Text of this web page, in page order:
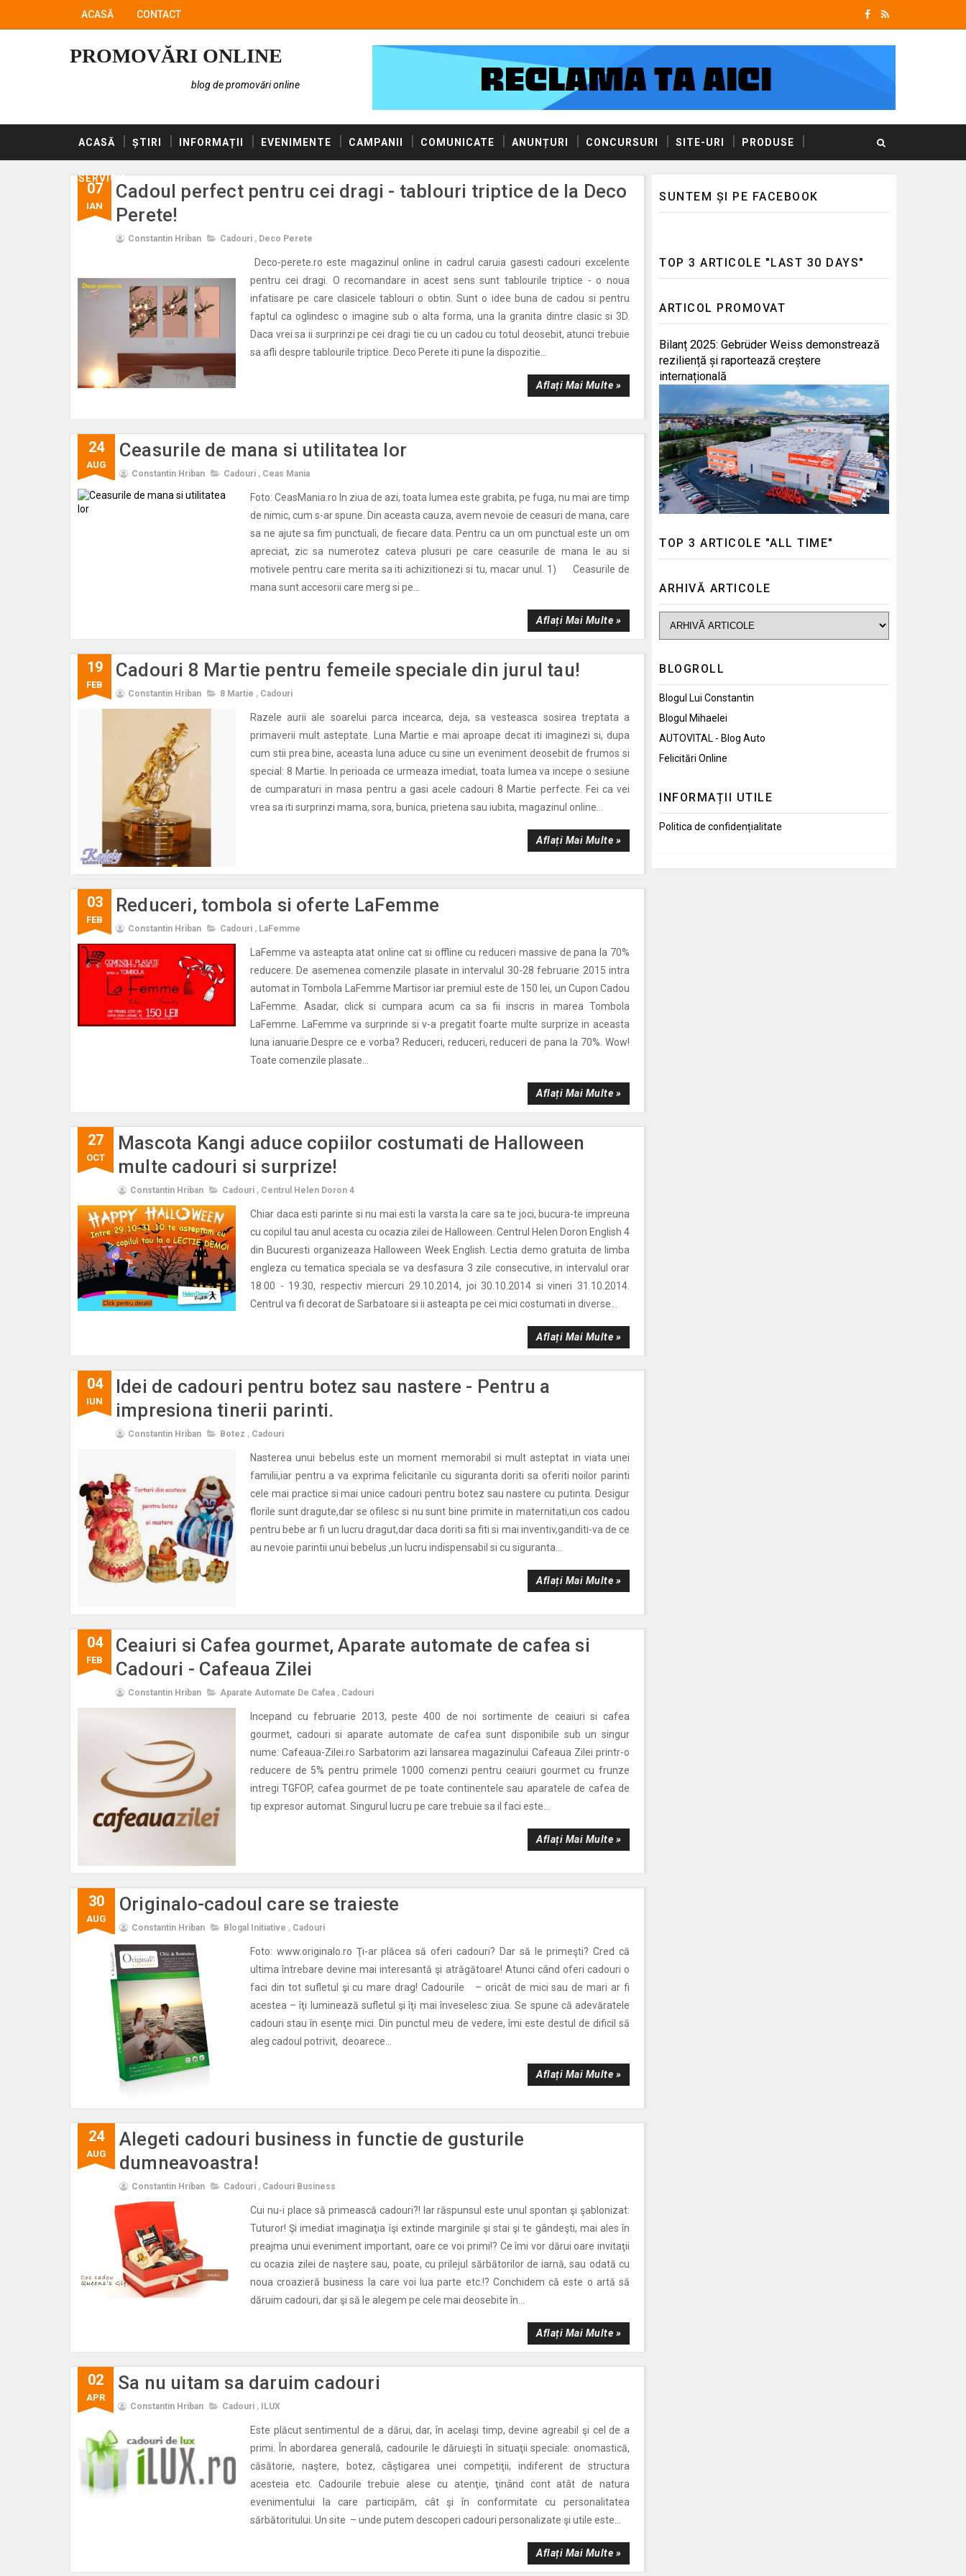
ACASĂ CONTACT
PROMOVĂRI ONLINE
blog de promovări online
ACASĂ ȘTIRI INFORMAȚII EVENIMENTE CAMPANII COMUNICATE ANUNȚURI CONCURSURI SITE-URI PRODUSE
SERVICII
07
IAN
Cadoul perfect pentru cei dragi - tablouri triptice de la Deco
Perete!
Constantin Hriban Cadouri , Deco Perete
Deco-perete.ro este magazinul online in cadrul caruia gasesti cadouri excelente
pentru cei dragi. O recomandare in acest sens sunt tablourile triptice - o noua
infatisare pe care clasicele tablouri o obtin. Sunt o idee buna de cadou si pentru
faptul ca oglindesc o imagine sub o alta forma, una la granita dintre clasic si 3D.
Daca vrei sa ii surprinzi pe cei dragi tie cu un cadou cu totul deosebit, atunci trebuie
sa afli despre tablourile triptice. Deco Perete iti pune la dispozitie...
Aflați Mai Multe »
24
AUG
Ceasurile de mana si utilitatea lor
Constantin Hriban Cadouri , Ceas Mania
Foto: CeasMania.ro In ziua de azi, toata lumea este grabita, pe fuga, nu mai are timp
de nimic, cum s-ar spune. Din aceasta cauza, avem nevoie de ceasuri de mana, care
sa ne ajute sa fim punctuali, de fiecare data. Pentru ca un om punctual este un om
apreciat, zic sa numerotez cateva plusuri pe care ceasurile de mana le au si
motivele pentru care merita sa iti achizitionezi si tu, macar unul. 1) Ceasurile de
mana sunt accesorii care merg si pe...
Aflați Mai Multe »
19
FEB
Cadouri 8 Martie pentru femeile speciale din jurul tau!
Constantin Hriban 8 Martie , Cadouri
Razele aurii ale soarelui parca incearca, deja, sa vesteasca sosirea treptata a
primaverii mult asteptate. Luna Martie e mai aproape decat iti imaginezi si, dupa
cum stii prea bine, aceasta luna aduce cu sine un eveniment deosebit de frumos si
special: 8 Martie. In perioada ce urmeaza imediat, toata lumea va incepe o sesiune
de cumparaturi in masa pentru a gasi acele cadouri 8 Martie perfecte. Fei ca vei
vrea sa iti surprinzi mama, sora, bunica, prietena sau iubita, magazinul online...
Aflați Mai Multe »
03
FEB
Reduceri, tombola si oferte LaFemme
Constantin Hriban Cadouri , LaFemme
LaFemme va asteapta atat online cat si offline cu reduceri massive de pana la 70%
reducere. De asemenea comenzile plasate in intervalul 30-28 februarie 2015 intra
automat in Tombola LaFemme Martisor iar premiul este de 150 lei, un Cupon Cadou
LaFemme. Asadar, click si cumpara acum ca sa fii inscris in marea Tombola
LaFemme. LaFemme va surprinde si v-a pregatit foarte multe surprize in aceasta
luna ianuarie.Despre ce e vorba? Reduceri, reduceri, reduceri de pana la 70%. Wow!
Toate comenzile plasate...
Aflați Mai Multe »
27
OCT
Mascota Kangi aduce copiilor costumati de Halloween
multe cadouri si surprize!
Constantin Hriban Cadouri , Centrul Helen Doron 4
Chiar daca esti parinte si nu mai esti la varsta la care sa te joci, bucura-te impreuna
cu copilul tau anul acesta cu ocazia zilei de Halloween. Centrul Helen Doron English 4
din Bucuresti organizeaza Halloween Week English. Lectia demo gratuita de limba
engleza cu tematica speciala se va desfasura 3 zile consecutive, in intervalul orar
18.00 - 19.30, respectiv miercuri 29.10.2014, joi 30.10.2014 si vineri 31.10.2014.
Centrul va fi decorat de Sarbatoare si ii asteapta pe cei mici costumati in diverse...
Aflați Mai Multe »
04
IUN
Idei de cadouri pentru botez sau nastere - Pentru a
impresiona tinerii parinti.
Constantin Hriban Botez , Cadouri
Nasterea unui bebelus este un moment memorabil si mult asteptat in viata unei
familii,iar pentru a va exprima felicitarile cu siguranta doriti sa oferiti noilor parinti
cele mai practice si mai unice cadouri pentru botez sau nastere cu putinta. Desigur
florile sunt dragute,dar se ofilesc si nu sunt bine primite in maternitati,un cos cadou
pentru bebe ar fi un lucru dragut,dar daca doriti sa fiti si mai inventiv,ganditi-va de ce
au nevoie parintii unui bebelus ,un lucru indispensabil si cu siguranta...
Aflați Mai Multe »
04
FEB
Ceaiuri si Cafea gourmet, Aparate automate de cafea si
Cadouri - Cafeaua Zilei
Constantin Hriban Aparate Automate De Cafea , Cadouri
Incepand cu februarie 2013, peste 400 de noi sortimente de ceaiuri si cafea
gourmet, cadouri si aparate automate de cafea sunt disponibile sub un singur
nume: Cafeaua-Zilei.ro Sarbatorim azi lansarea magazinului Cafeaua Zilei printr-o
reducere de 5% pentru primele 1000 comenzi pentru ceaiuri gourmet cu frunze
intregi TGFOP, cafea gourmet de pe toate continentele sau aparatele de cafea de
tip expresor automat. Singurul lucru pe care trebuie sa il faci este...
Aflați Mai Multe »
30
AUG
Originalo-cadoul care se traieste
Constantin Hriban Blogal Initiative , Cadouri
Foto: www.originalo.ro Ţi-ar plăcea să oferi cadouri? Dar să le primeşti? Cred că
ultima întrebare devine mai interesantă şi atrăgătoare! Atunci când oferi cadouri o
faci din tot sufletul şi cu mare drag! Cadourile – oricât de mici sau de mari ar fi
acestea – îţi luminează sufletul şi îţi mai înveselesc ziua. Se spune că adevăratele
cadouri stau în esenţe mici. Din punctul meu de vedere, îmi este destul de dificil să
aleg cadoul potrivit, deoarece...
Aflați Mai Multe »
24
AUG
Alegeti cadouri business in functie de gusturile
dumneavoastra!
Constantin Hriban Cadouri , Cadouri Business
Cui nu-i place să primească cadouri?! Iar răspunsul este unul spontan şi şablonizat:
Tuturor! Şi imediat imaginaţia îşi extinde marginile şi stai şi te gândeşti, mai ales în
preajma unui eveniment important, oare ce voi primi!? Ce îmi vor dărui oare invitaţii
cu ocazia zilei de naştere sau, poate, cu prilejul sărbătorilor de iarnă, sau odată cu
noua croazieră business la care voi lua parte etc.!? Conchidem că este o artă să
dăruim cadouri, dar şi să le alegem pe cele mai deosebite în...
Aflați Mai Multe »
02
APR
Sa nu uitam sa daruim cadouri
Constantin Hriban Cadouri , ILUX
Este plăcut sentimentul de a dărui, dar, în acelaşi timp, devine agreabil şi cel de a
primi. În abordarea generală, cadourile le dăruieşti în situaţii speciale: onomastică,
căsătorie, naştere, botez, câştigarea unei competiţii, indiferent de structura
acesteia etc. Cadourile trebuie alese cu atenţie, ţinând cont atât de natura
evenimentului la care participăm, cât şi în conformitate cu personalitatea
sărbătoritului. Un site – unde putem descoperi cadouri personalizate şi utile este...
Aflați Mai Multe »
SUNTEM ȘI PE FACEBOOK
TOP 3 ARTICOLE "LAST 30 DAYS"
ARTICOL PROMOVAT
Bilanț 2025: Gebrüder Weiss demonstrează
reziliență și raportează creștere
internațională
TOP 3 ARTICOLE "ALL TIME"
ARHIVĂ ARTICOLE
BLOGROLL
Blogul Lui Constantin
Blogul Mihaelei
AUTOVITAL - Blog Auto
Felicitări Online
INFORMAȚII UTILE
Politica de confidențialitate